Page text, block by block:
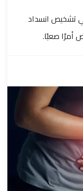
تشخيص انسداد
أمرًا صعبًا.